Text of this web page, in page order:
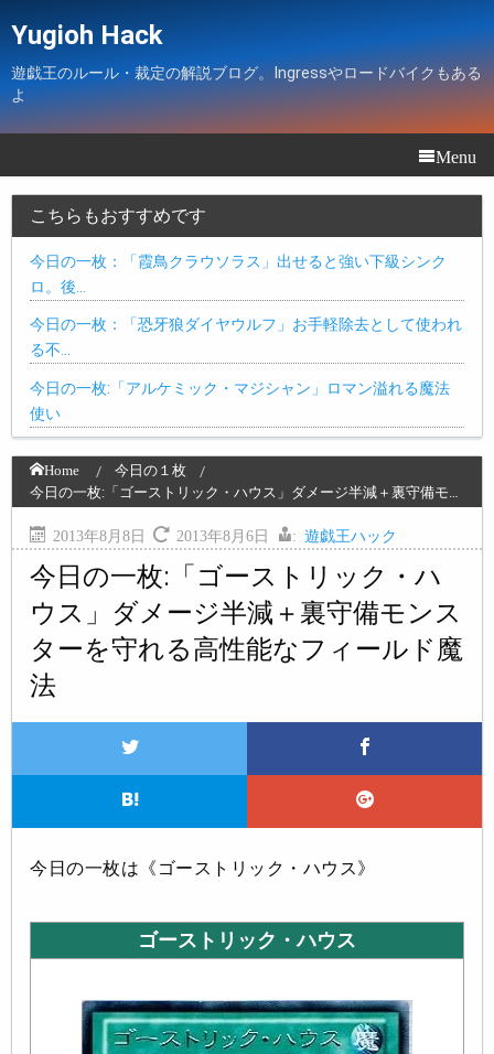
Yugioh Hack
遊戯王のルール・裁定の解説ブログ。Ingressやロードバイクもある
よ
Menu
こちらもおすすめです
今日の一枚：「霞鳥クラウソラス」出せると強い下級シンク
ロ。後…
今日の一枚：「恐牙狼ダイヤウルフ」お手軽除去として使われ
る不…
今日の一枚:「アルケミック・マジシャン」ロマン溢れる魔法
使い
Home
今日の１枚
今日の一枚:「ゴーストリック・ハウス」ダメージ半減＋裏守備モ…
2013年8月8日 2013年8月6日 : 遊戯王ハック
今日の一枚:「ゴーストリック・ハ
ウス」ダメージ半減＋裏守備モンス
ターを守れる高性能なフィールド魔
法
今日の一枚は《ゴーストリック・ハウス》
ゴーストリック・ハウス